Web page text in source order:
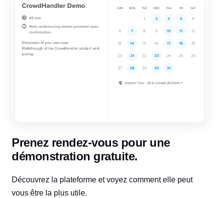
Prenez rendez-vous pour une
démonstration gratuite.
Découvrez la plateforme et voyez comment elle peut
vous être la plus utile.